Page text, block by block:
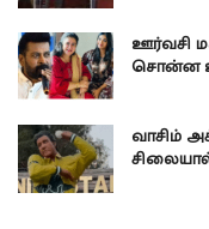
ஊர்வசி
சொன்ன
வாசிம்
சிலையால்